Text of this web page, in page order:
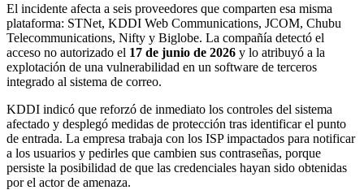
El incidente afecta a seis proveedores que comparten esa misma
plataforma: STNet, KDDI Web Communications, JCOM, Chubu
Telecommunications, Nifty y Biglobe. La compañía detectó el
acceso no autorizado el 17 de junio de 2026 y lo atribuyó a la
explotación de una vulnerabilidad en un software de terceros
integrado al sistema de correo.
KDDI indicó que reforzó de inmediato los controles del sistema
afectado y desplegó medidas de protección tras identificar el punto
de entrada. La empresa trabaja con los ISP impactados para notificar
a los usuarios y pedirles que cambien sus contraseñas, porque
persiste la posibilidad de que las credenciales hayan sido obtenidas
por el actor de amenaza.